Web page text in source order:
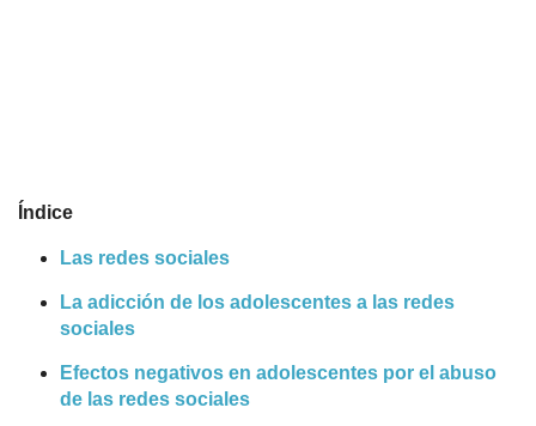
Índice
Las redes sociales
La adicción de los adolescentes a las redes
sociales
Efectos negativos en adolescentes por el abuso
de las redes sociales